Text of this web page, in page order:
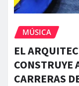
MÚSICA
EL
CONSTRUYE
CARRERAS